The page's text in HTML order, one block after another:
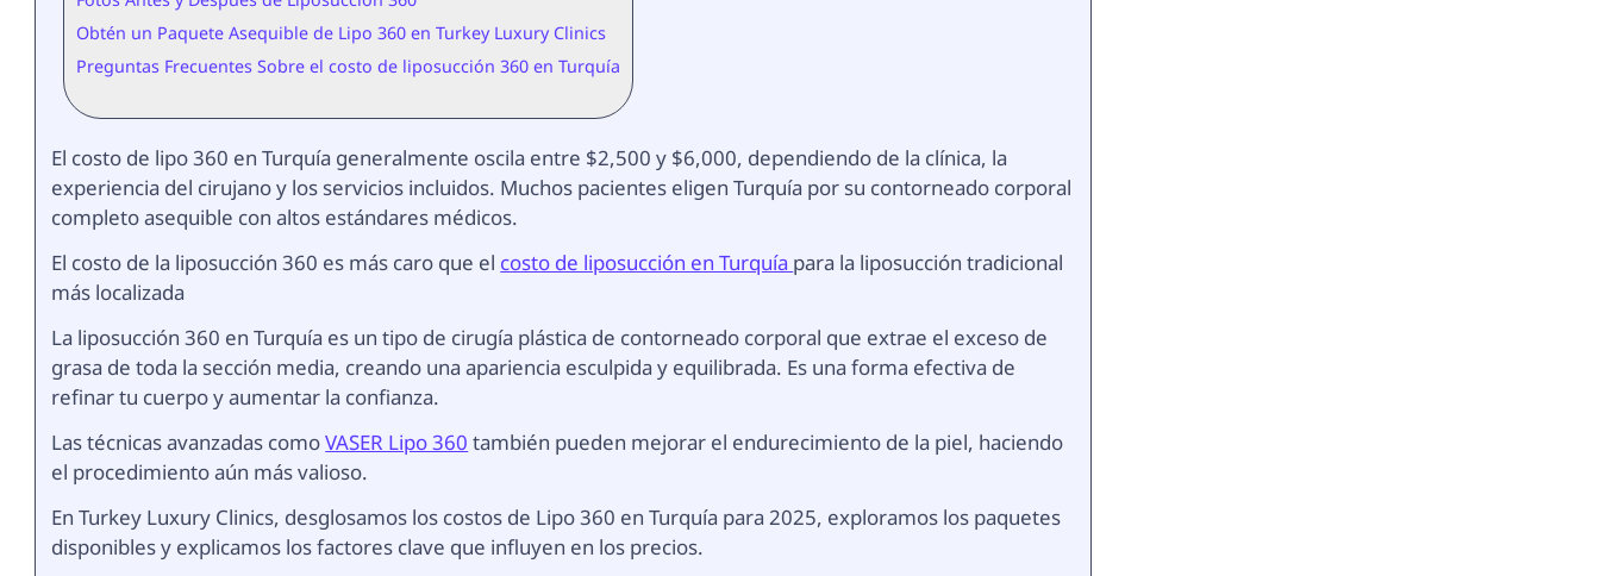
Obtén un Paquete Asequible de Lipo 360 en Turkey Luxury Clinics
Preguntas Frecuentes Sobre el costo de liposucción 360 en Turquía
El costo de lipo 360 en Turquía generalmente oscila entre $2,500 y $6,000, dependiendo de la clínica, la
experiencia del cirujano y los servicios incluidos. Muchos pacientes eligen Turquía por su contorneado corporal
completo asequible con altos estándares médicos.
El costo de la liposucción 360 es más caro que el costo de liposucción en Turquía para la liposucción tradicional
más localizada
La liposucción 360 en Turquía es un tipo de cirugía plástica de contorneado corporal que extrae el exceso de
grasa de toda la sección media, creando una apariencia esculpida y equilibrada. Es una forma efectiva de
refinar tu cuerpo y aumentar la confianza.
Las técnicas avanzadas comoVASER Lipo 360 también pueden mejorar el endurecimiento de la piel, haciendo
el procedimiento aún más valioso.
En Turkey Luxury Clinics, desglosamos los costos de Lipo 360 en Turquía para 2025, exploramos los paquetes
disponibles y explicamos los factores clave que influyen en los precios.